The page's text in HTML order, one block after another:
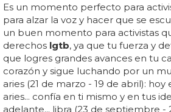
Es un momento perfecto para
para alzar la voz y hacer que se
un buen momento para activistas
derechos lgtb, ya que tu fuerza y
que logres grandes avances en tu
corazón y sigue luchando por un
aries (21 de marzo - 19 de abril): hoy
aries... confía en ti mismo y en tus
adelante... libra (23 de septiembre -